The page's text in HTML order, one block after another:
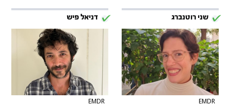
שני רוטנברג
EMDR
דניאל פיש
EMDR